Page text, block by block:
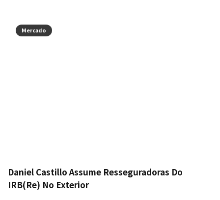
Mercado
Daniel Castillo Assume Resseguradoras Do
IRB(Re) No Exterior